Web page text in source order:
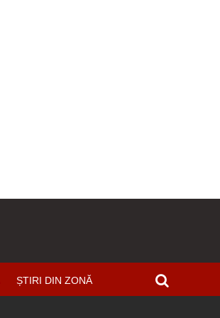
ȘTIRI DIN ZONĂ